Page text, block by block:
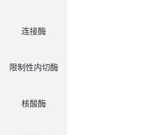
连接酶
限制性内切酶
核酸酶